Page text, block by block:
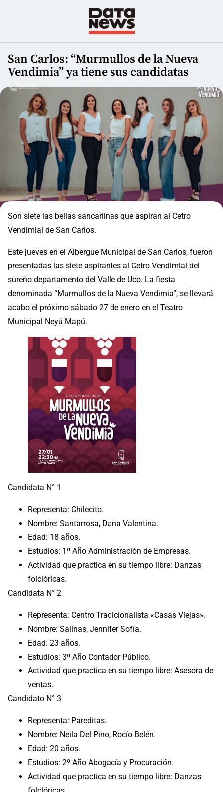
San Carlos: “Murmullos de la Nueva
Vendimia” ya tiene sus candidatas
Son siete las bellas sancarlinas que aspiran al Cetro
Vendimial de San Carlos.
Este jueves en el Albergue Municipal de San Carlos, fueron
presentadas las siete aspirantes al Cetro Vendimial del
sureño departamento del Valle de Uco. La fiesta
denominada “Murmullos de la Nueva Vendimia”, se llevará
acabo el próximo sábado 27 de enero en el Teatro
Municipal Neyú Mapú.
Candidata N° 1
Representa: Chilecito.
Nombre: Santarrosa, Dana Valentina.
Edad: 18 años.
Estudios: 1º Año Administración de Empresas.
Actividad que practica en su tiempo libre: Danzas
folclóricas.
Candidata N° 2
Representa: Centro Tradicionalista «Casas Viejas».
Nombre: Salinas, Jennifer Sofía.
Edad: 23 años.
Estudios: 3º Año Contador Público.
Actividad que practica en su tiempo libre: Asesora de
ventas.
Candidato N° 3
Representa: Pareditas.
Nombre: Neila Del Pino, Rocío Belén.
Edad: 20 años.
Estudios: 2º Año Abogacía y Procuración.
Actividad que practica en su tiempo libre: Danzas